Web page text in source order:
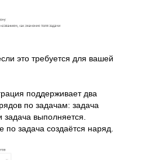
это требуется для вашей
поддерживает два
по задачам: задача
выполняется.
по задача создаётся наряд.